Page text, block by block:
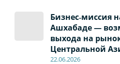
Бизнес‑миссия
Ашхабаде —
выхода на
Центральной
22.06.2026